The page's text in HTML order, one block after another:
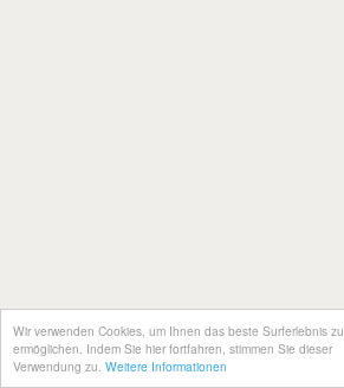
Wir verwenden Cookies, um Ihnen das beste Surferlebnis zu
ermöglichen. Indem Sie hier fortfahren, stimmen Sie dieser
Verwendung zu. Weitere Informationen